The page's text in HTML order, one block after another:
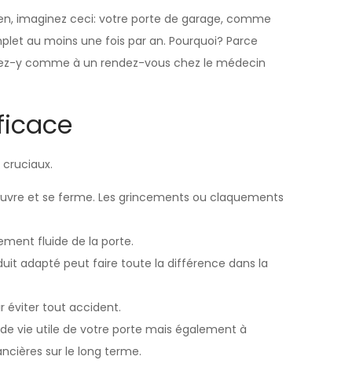
imaginez ceci: votre porte de garage, comme
au moins une fois par an. Pourquoi? Parce
y comme à un rendez-vous chez le médecin
et se ferme. Les grincements ou claquements
fluide de la porte.
adapté peut faire toute la différence dans la
éviter tout accident.
vie utile de votre porte mais également à
sur le long terme.